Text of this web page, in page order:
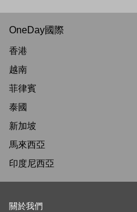
OneDay國際
香港
越南
菲律賓
泰國
新加坡
馬來西亞
印度尼西亞
關於我們